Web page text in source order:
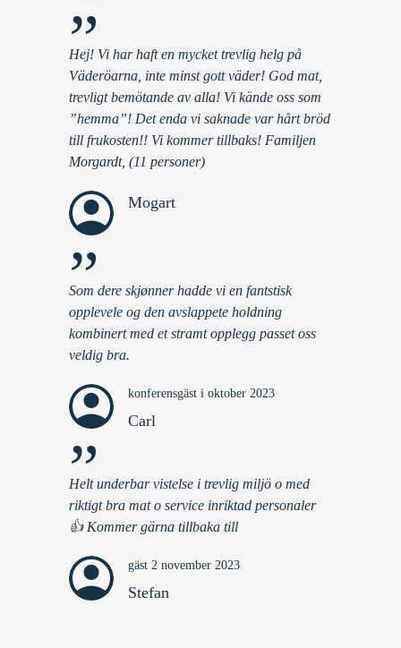
”
Hej! Vi har haft en mycket trevlig helg på
Väderöarna, inte minst gott väder! God mat,
trevligt bemötande av alla! Vi kände oss som
”hemma”! Det enda vi saknade var hårt bröd
till frukosten!! Vi kommer tillbaks! Familjen
Morgardt, (11 personer)
Mogart
”
Som dere skjønner hadde vi en fantstisk
opplevele og den avslappete holdning
kombinert med et stramt opplegg passet oss
veldig bra.
konferensgäst i oktober 2023
Carl
”
Helt underbar vistelse i trevlig miljö o med
riktigt bra mat o service inriktad personaler
👍 Kommer gärna tillbaka till
gäst 2 november 2023
Stefan